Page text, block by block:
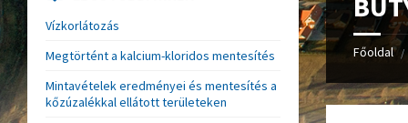
Főoldal /
Vízkorlátozás
Megtörtént a kalcium-kloridos mentesítés
Mintavételek eredményei és mentesítés a
kőzúzalékkal ellátott területeken